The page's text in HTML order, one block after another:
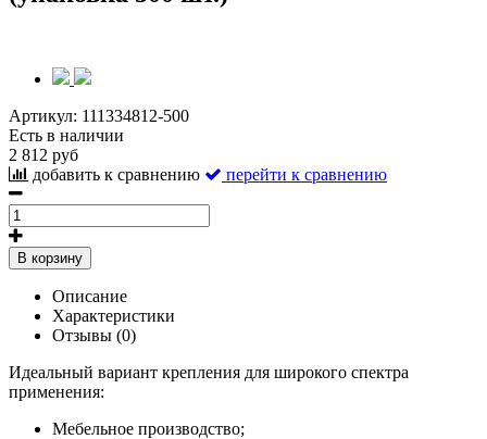
Артикул: 111334812-500
Есть в наличии
2 812 руб
добавить к сравнению
перейти к сравнению
В корзину
Описание
Характеристики
Отзывы (0)
Идеальный вариант крепления для широкого спектра
применения:
Мебельное производство;